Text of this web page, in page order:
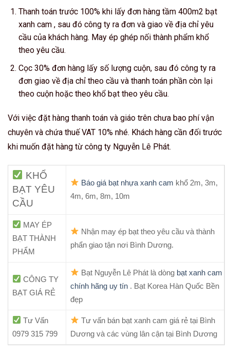
Thanh toán trước 100% khi lấy đơn hàng tầm 400m2 bạt
xanh cam , sau đó công ty ra đơn và giao về địa chỉ yêu
cầu của khách hàng. May ép ghép nối thành phẩm khổ
theo yêu cầu.
Cọc 30% đơn hàng lấy số lượng cuộn, sau đó công ty ra
đơn giao về địa chỉ theo cầu và thanh toán phần còn lại
theo cuộn hoặc theo khổ bạt theo yêu cầu.
Với việc đặt hàng thanh toán và giáo trên chưa bao phí vận
chuyên và chứa thuế VAT 10% nhé. Khách hàng cần đối trước
khi muốn đặt hàng từ công ty Nguyễn Lê Phát.
KHỔ
BẠT YÊU
CẦU
Báo giá bạt nhựa xanh cam khổ 2m, 3m,
4m, 6m, 8m, 10m
MAY ÉP
BẠT THÀNH
PHẨM
Nhận may ép bạt theo yêu cầu và thành
phẩn giao tận nơi Bình Dương.
CÔNG TY
BẠT GIÁ RẺ
Bạt Nguyễn Lê Phát là dòng bạt xanh cam
chính hãng uy tín . Bạt Korea Hàn Quốc Bền
đẹp
Tư Vấn
0979 315 799
Tư vấn bán bạt xanh cam giá rẻ tại Bình
Dương và các vùng lân cận tại Bình Dương